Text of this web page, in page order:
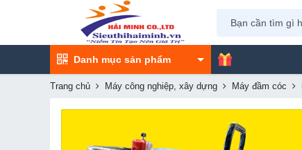
Danh mục sản phẩm
Trang chủ Máy công nghiệp, xây dựng Máy đầm cóc